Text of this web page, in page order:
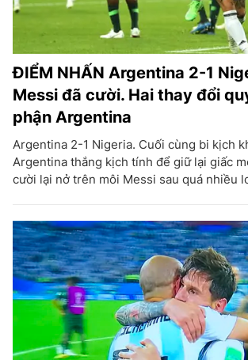
ĐIỂM NHẤN Argentina 2-1
Messi đã cười. Hai thay đổi
phận Argentina
Argentina 2-1 Nigeria. Cuối cùng bi kịch
Argentina thắng kịch tính để giữ lại giấc
cười lại nở trên môi Messi sau quá nhiều